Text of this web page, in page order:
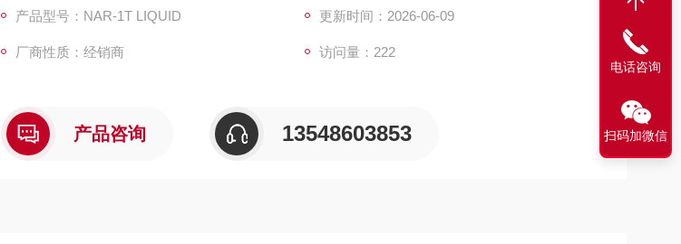
液体浓度、纯度、配方管控的高性价比经典款设备。
产品型号：NAR-1T LIQUID 更新时间：2026-06-09
厂商性质：经销商 访问量：222
产品咨询 13548603853
电话咨询
扫码加微信